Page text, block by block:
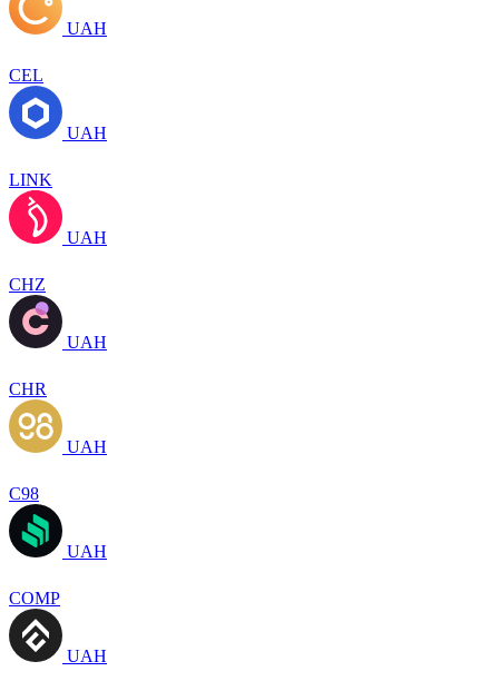
UAH
CEL
UAH
LINK
UAH
CHZ
UAH
CHR
UAH
C98
UAH
COMP
UAH